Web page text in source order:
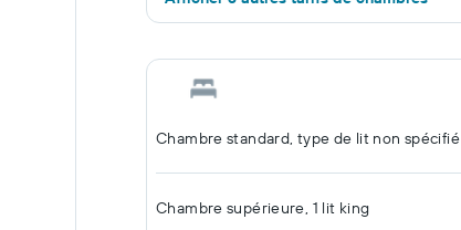
Chambre standard, type de lit non spécifié
Chambre supérieure, 1 lit king